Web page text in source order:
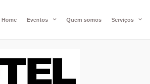
Home Eventos Quem somos Serviços